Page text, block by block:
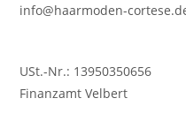
info@haarmoden-
USt.-Nr.: 13950350656
Finanzamt Velbert